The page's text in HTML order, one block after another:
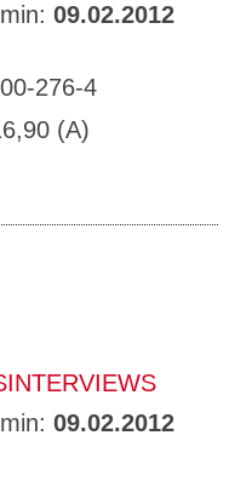
09.02.2012
276-4
(A)
09.02.2012